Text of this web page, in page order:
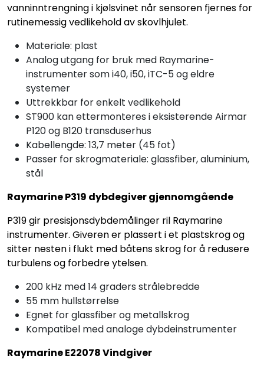
vanninntrengning i kjølsvinet når sensoren fjernes for
rutinemessig vedlikehold av skovlhjulet.
Materiale: plast
Analog utgang for bruk med Raymarine-
instrumenter som i40, i50, iTC-5 og eldre
systemer
Uttrekkbar for enkelt vedlikehold
ST900 kan ettermonteres i eksisterende Airmar
P120 og B120 transduserhus
Kabellengde: 13,7 meter (45 fot)
Passer for skrogmateriale: glassfiber, aluminium,
stål
Raymarine P319 dybdegiver gjennomgående
P319 gir presisjonsdybdemålinger ril Raymarine
instrumenter. Giveren er plassert i et plastskrog og
sitter nesten i flukt med båtens skrog for å redusere
turbulens og forbedre ytelsen.
200 kHz med 14 graders strålebredde
55 mm hullstørrelse
Egnet for glassfiber og metallskrog
Kompatibel med analoge dybdeinstrumenter
Raymarine E22078 Vindgiver